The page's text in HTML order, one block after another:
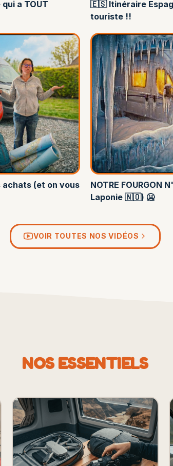
a TOUT
🇪🇸 Itinéraire
touriste !!
achats (et on vous
NOTRE FOURGON
Laponie 🇳🇴) 🥶
VOIR TOUTES NOS VIDÉOS
NOS ESSENTIELS